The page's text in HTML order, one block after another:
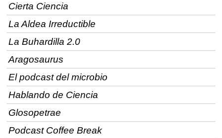
Cierta Ciencia
La Aldea Irreductible
La Buhardilla 2.0
Aragosaurus
El podcast del microbio
Hablando de Ciencia
Glosopetrae
Podcast Coffee Break